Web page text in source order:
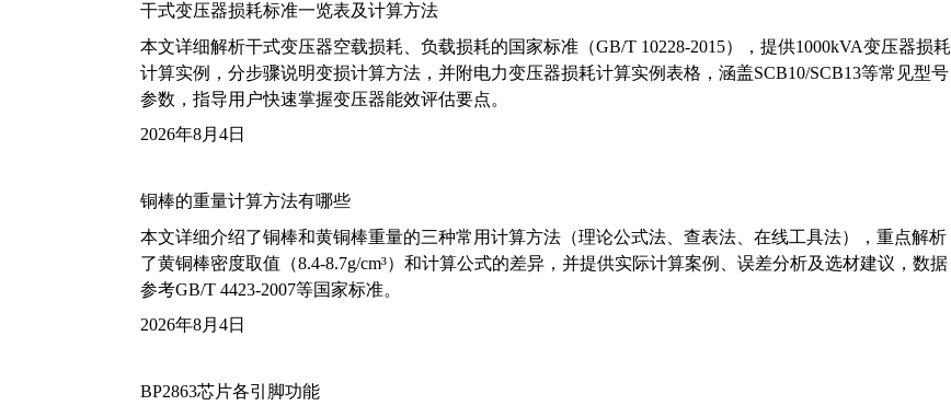
干式变压器损耗标准一览表及计算方法
本文详细解析干式变压器空载损耗、负载损耗的国家标准（GB/T 10228-2015），提供1000kVA变压器损耗
计算实例，分步骤说明变损计算方法，并附电力变压器损耗计算实例表格，涵盖SCB10/SCB13等常见型号
参数，指导用户快速掌握变压器能效评估要点。
2026年8月4日
铜棒的重量计算方法有哪些
本文详细介绍了铜棒和黄铜棒重量的三种常用计算方法（理论公式法、查表法、在线工具法），重点解析
了黄铜棒密度取值（8.4-8.7g/cm³）和计算公式的差异，并提供实际计算案例、误差分析及选材建议，数据
参考GB/T 4423-2007等国家标准。
2026年8月4日
BP2863芯片各引脚功能